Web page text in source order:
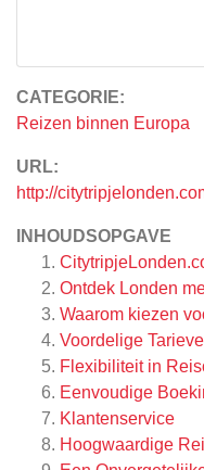
CATEGORIE:
Reizen binnen Europa
URL:
http://
INHOUDSOPGAVE
Ontdek Londen
Waarom kiezen
Voordelige
Flexibiliteit in
Eenvoudige
Klantenservice
Hoogwaardige